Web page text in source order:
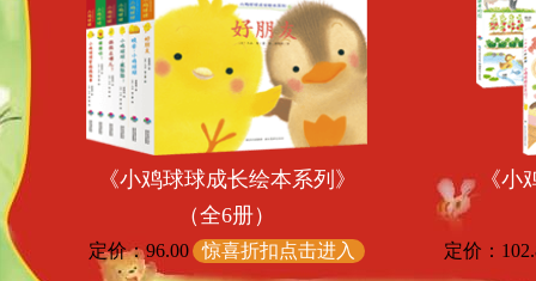
《小鸡球球成长绘本系列》
（全6册）
定价：96.00 惊喜折扣点击进入
《
定价：